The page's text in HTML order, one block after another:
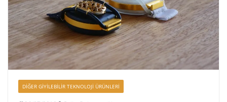
DIĞER GIYILEBILIR TEKNOLOJI ÜRÜNLERI